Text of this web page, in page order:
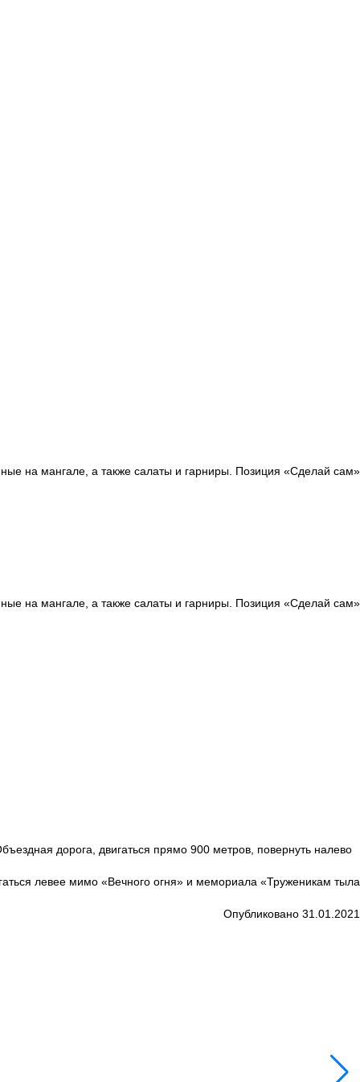
на мангале, а также салаты и гарниры. Позиция «Сделай сам»
на мангале, а также салаты и гарниры. Позиция «Сделай сам»
дорога, двигаться прямо 900 метров, повернуть налево
левее мимо «Вечного огня» и мемориала «Труженикам тыла
Опубликовано 31.01.2021